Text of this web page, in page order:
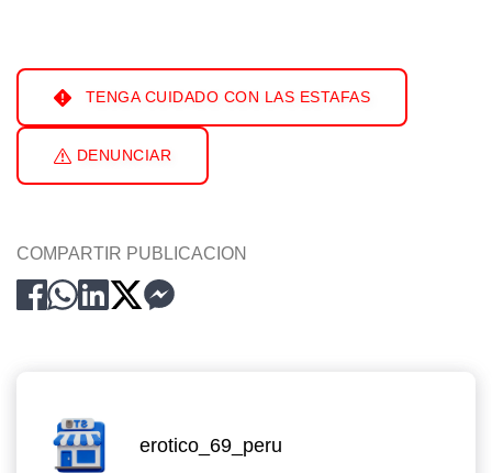
TENGA CUIDADO CON LAS ESTAFAS
DENUNCIAR
COMPARTIR PUBLICACION
erotico_69_peru